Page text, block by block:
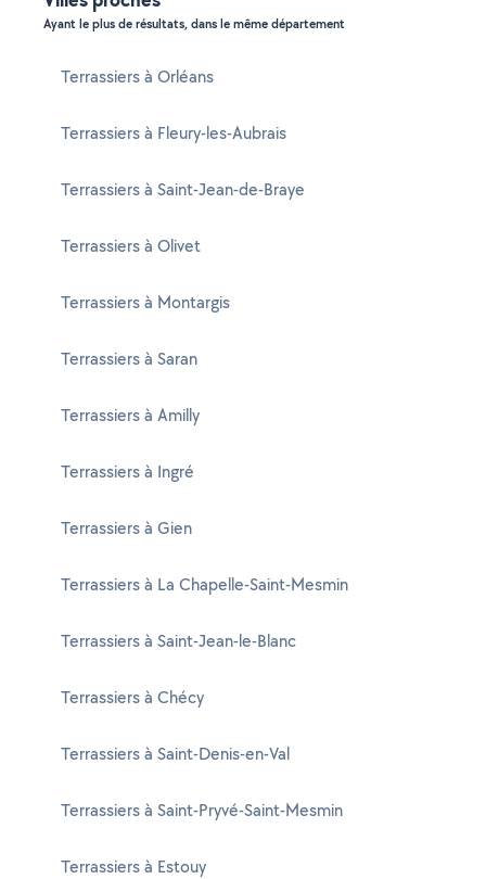
Ayant le plus de résultats, dans le même département
Terrassiers à Orléans
Terrassiers à Fleury-les-Aubrais
Terrassiers à Saint-Jean-de-Braye
Terrassiers à Olivet
Terrassiers à Montargis
Terrassiers à Saran
Terrassiers à Amilly
Terrassiers à Ingré
Terrassiers à Gien
Terrassiers à La Chapelle-Saint-Mesmin
Terrassiers à Saint-Jean-le-Blanc
Terrassiers à Chécy
Terrassiers à Saint-Denis-en-Val
Terrassiers à Saint-Pryvé-Saint-Mesmin
Terrassiers à Estouy